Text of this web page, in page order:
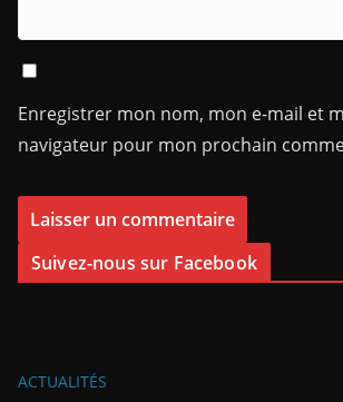
Enregistrer mon nom, mon e-mail et
navigateur pour mon prochain
Suivez-nous sur Facebook
ACTUALITÉS